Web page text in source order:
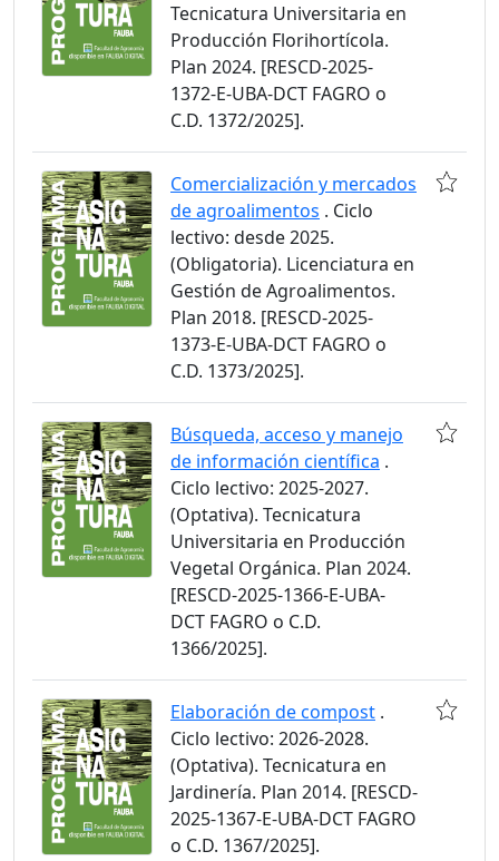
Tecnicatura Universitaria en
Producción Florihortícola.
Plan 2024. [RESCD-2025-
1372-E-UBA-DCT FAGRO o
C.D. 1372/2025].
Comercialización y mercados
de agroalimentos . Ciclo
lectivo: desde 2025.
(Obligatoria). Licenciatura en
Gestión de Agroalimentos.
Plan 2018. [RESCD-2025-
1373-E-UBA-DCT FAGRO o
C.D. 1373/2025].
Búsqueda, acceso y manejo
de información científica .
Ciclo lectivo: 2025-2027.
(Optativa). Tecnicatura
Universitaria en Producción
Vegetal Orgánica. Plan 2024.
[RESCD-2025-1366-E-UBA-
DCT FAGRO o C.D.
1366/2025].
Elaboración de compost .
Ciclo lectivo: 2026-2028.
(Optativa). Tecnicatura en
Jardinería. Plan 2014. [RESCD-
2025-1367-E-UBA-DCT FAGRO
o C.D. 1367/2025].